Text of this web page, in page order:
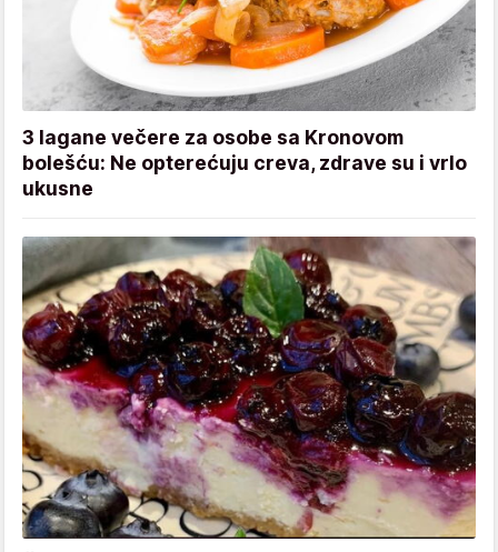
3 lagane večere za osobe sa Kronovom
bolešću: Ne opterećuju creva, zdrave su i vrlo
ukusne